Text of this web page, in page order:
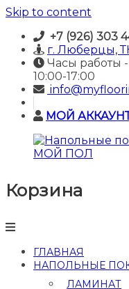
Skip to content
+7 (926) 303
г. Люберцы,
Часы работы
10:00-17:00
МОЙ
Напольные
покрытия
Люберцах
МОЙ
ПОЛ
Корзина
ГЛАВНАЯ
НАПОЛЬНЫЕ
ЛАМИНАТ